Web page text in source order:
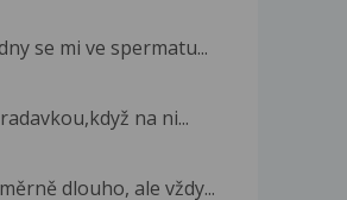
se mi ve spermatu...
na ni...
dlouho, ale vždy...